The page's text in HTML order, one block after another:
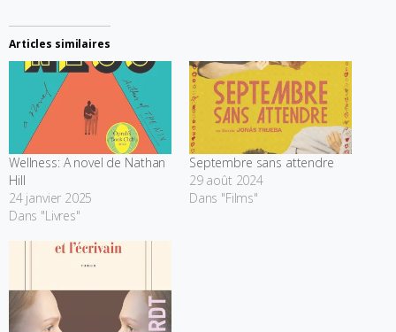
Articles similaires
Wellness: A novel de Nathan
Hill
24 janvier 2025
Dans "Livres"
Septembre sans attendre
29 août 2024
Dans "Films"